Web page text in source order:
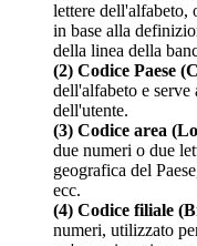
lettere dell'alfabeto,
in base alla
della linea della
(2) Codice Paese
dell'alfabeto e serve
dell'utente.
(3) Codice area
due numeri o due
geografica del
ecc.
(4) Codice filiale
numeri, utilizzato